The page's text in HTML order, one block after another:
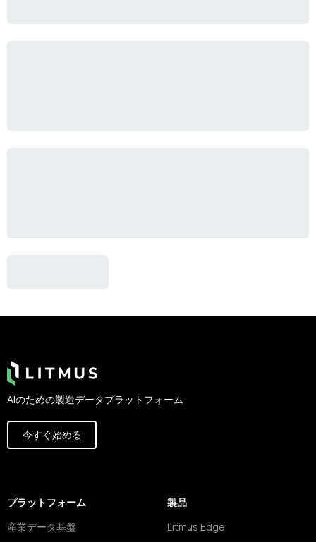
AIのための製造データプラットフォーム
今すぐ始める
プラットフォーム
産業データ基盤
製品
Litmus Edge